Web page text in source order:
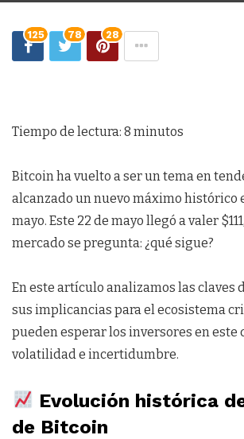
125 78 28
Tiempo de lectura: 8 minutos
Bitcoin ha vuelto a ser un tema en
alcanzado un nuevo máximo histórico
mayo. Este 22 de mayo llegó a valer
mercado se pregunta: ¿qué sigue?
En este artículo analizamos las claves
sus implicancias para el ecosistema
pueden esperar los inversores en este
volatilidad e incertidumbre.
Evolución histórica
de Bitcoin